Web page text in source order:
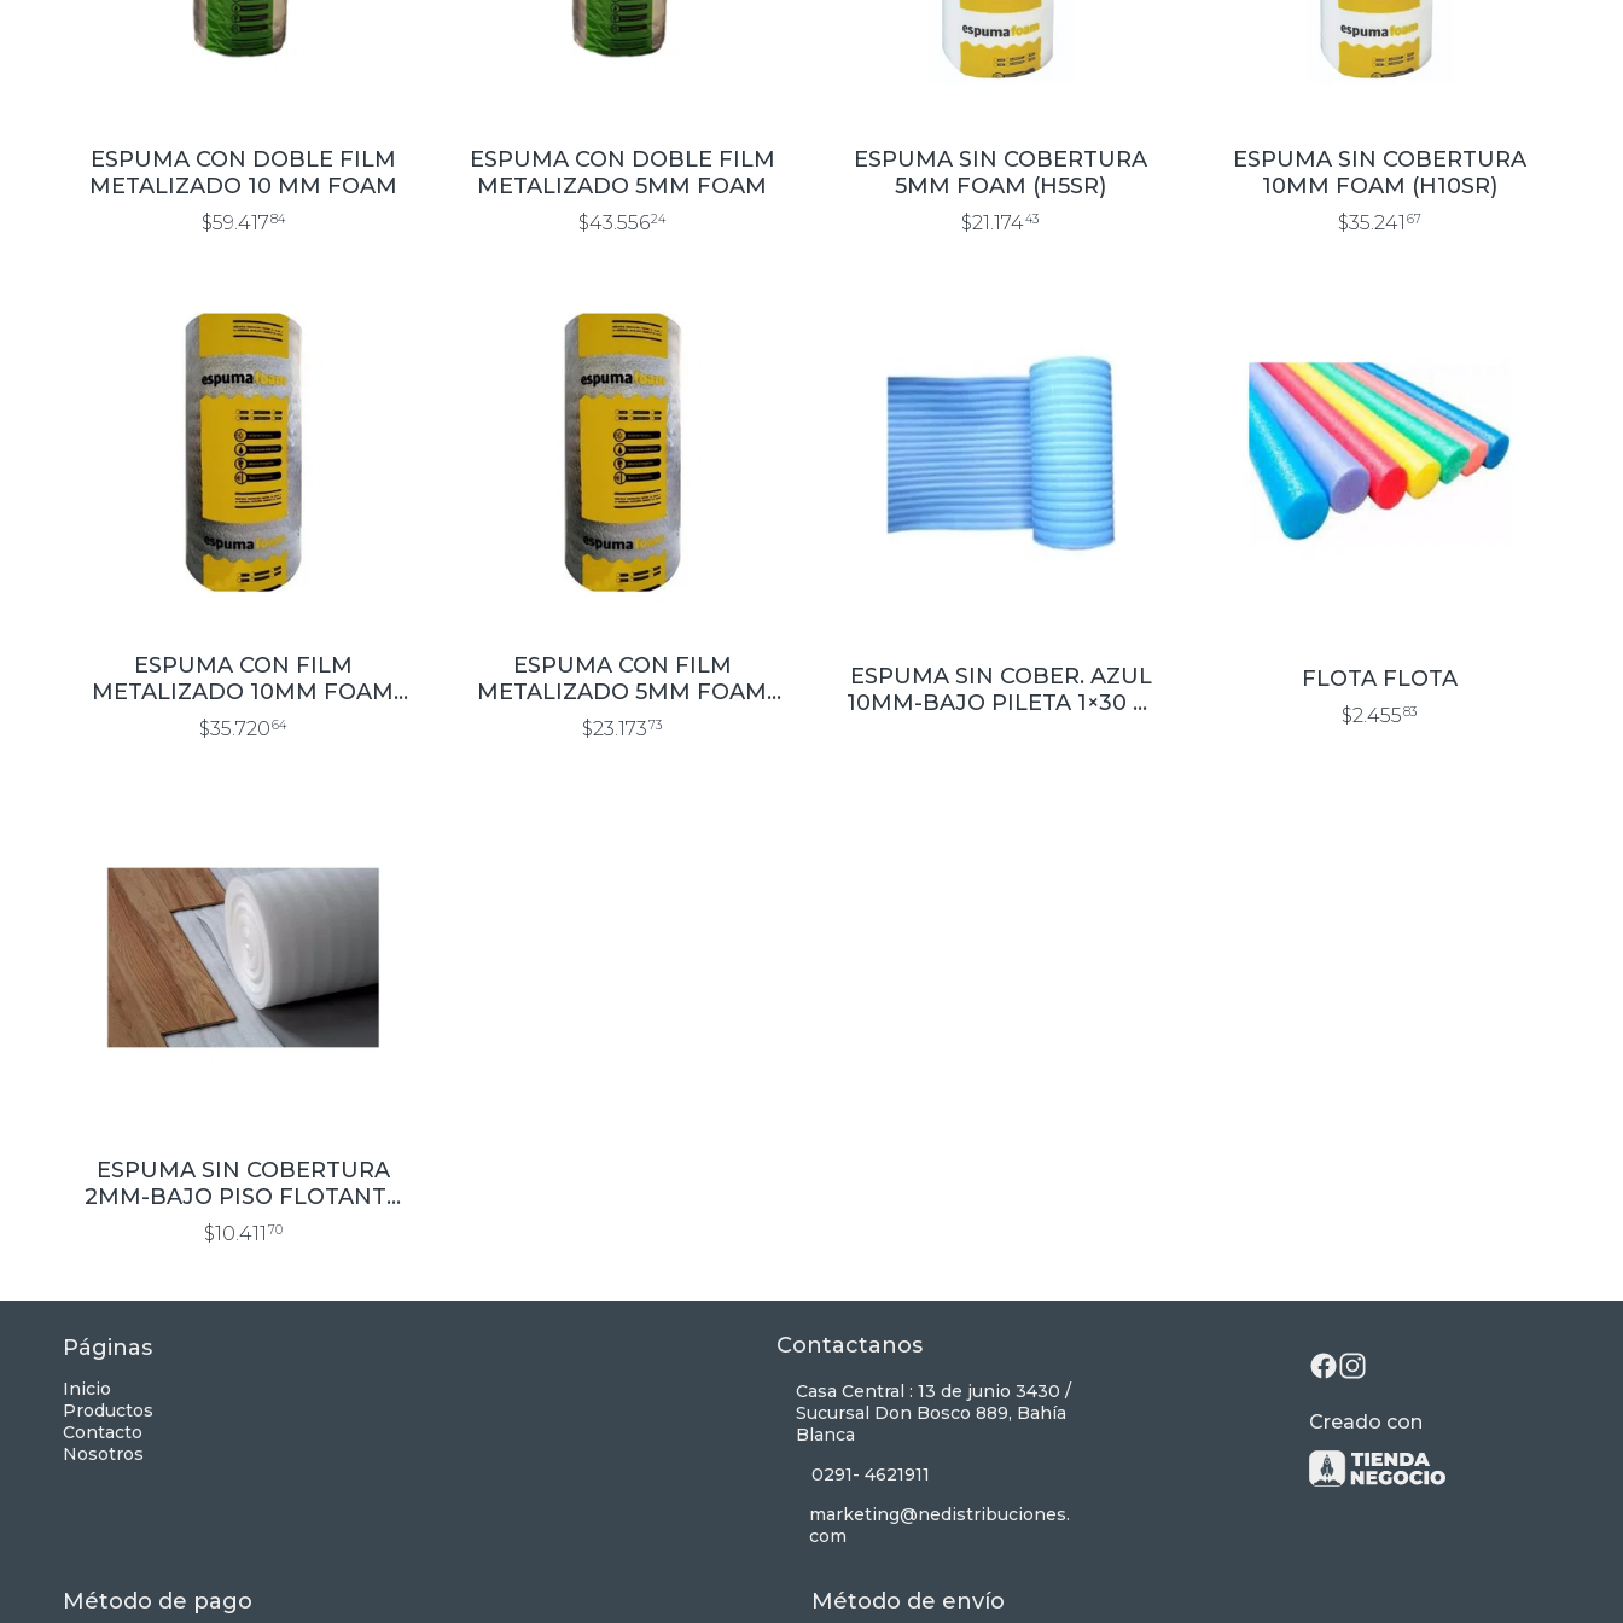
ESPUMA CON DOBLE FILM
METALIZADO 10 MM FOAM
$59.41784
ESPUMA CON DOBLE FILM
METALIZADO 5MM FOAM
$43.55624
ESPUMA SIN COBERTURA
5MM FOAM (H5SR)
$21.17443
ESPUMA SIN COBERTURA
10MM FOAM (H10SR)
$35.241 67
ESPUMA CON FILM
METALIZADO 10MM FOAM
1×20 MTS. (H10MR)
$35.72064
ESPUMA CON FILM
METALIZADO 5MM FOAM
1×20 MTS. (H5MR)
$23.17373
ESPUMA SIN COBER. AZUL
10MM-BAJO PILETA 1×30 M
FLOTA FLOTA
$2.45583
ESPUMA SIN COBERTURA
2MM-BAJO PISO FLOTANTE
1×20 MTS. (H2S)
$10.411 70
Páginas
Inicio
Productos
Contacto
Nosotros
Contactanos
Casa Central : 13 de junio 3430 /
Sucursal Don Bosco 889, Bahía
Blanca
0291- 4621911
marketing@nedistribuciones.
com
Creado con
Método de pago Método de envío